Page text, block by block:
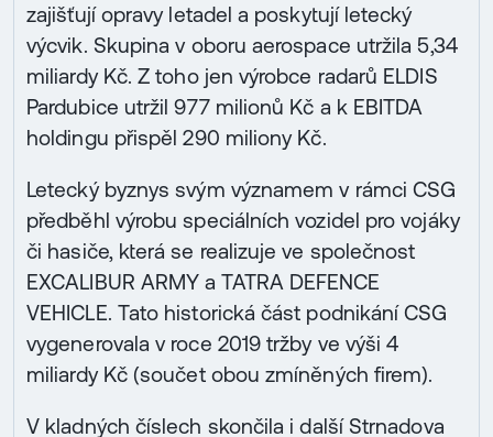
zajišťují opravy letadel a poskytují letecký
výcvik. Skupina v oboru aerospace utržila 5,34
miliardy Kč. Z toho jen výrobce radarů ELDIS
Pardubice utržil 977 milionů Kč a k EBITDA
holdingu přispěl 290 miliony Kč.
Letecký byznys svým významem v rámci CSG
předběhl výrobu speciálních vozidel pro vojáky
či hasiče, která se realizuje ve společnost
EXCALIBUR ARMY a TATRA DEFENCE
VEHICLE. Tato historická část podnikání CSG
vygenerovala v roce 2019 tržby ve výši 4
miliardy Kč (součet obou zmíněných firem).
V kladných číslech skončila i další Strnadova